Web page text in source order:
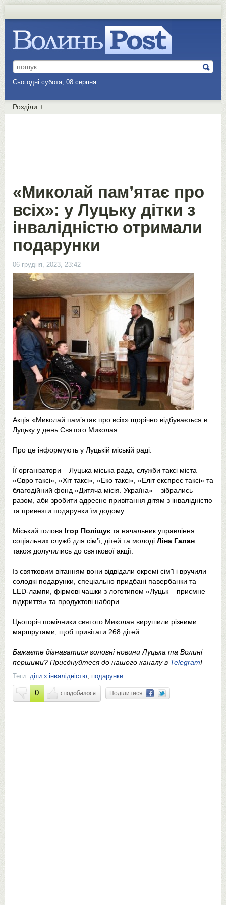
Сьогодні субота, 08 серпня
Розділи +
«Миколай пам’ятає про
всіх»: у Луцьку дітки з
інвалідністю отримали
подарунки
06 грудня, 2023, 23:42
Акція «Миколай пам’ятає про всіх» щорічно відбувається в
Луцьку у день Святого Миколая.
Про це інформують у Луцькій міській раді.
Її організатори – Луцька міська рада, служби таксі міста
«Євро таксі», «Хіт таксі», «Еко таксі», «Еліт експрес таксі» та
благодійний фонд «Дитяча місія. Україна» – зібрались
разом, аби зробити адресне привітання дітям з інвалідністю
та привезти подарунки їм додому.
Міський голова Ігор Поліщук та начальник управління
соціальних служб для сім’ї, дітей та молоді Ліна Галан
також долучились до святкової акції.
Із святковим вітанням вони відвідали окремі сім’ї і вручили
солодкі подарунки, спеціально придбані павербанки та
LED-лампи, фірмові чашки з логотипом «Луцьк – приємне
відкриття» та продуктові набори.
Цьогоріч помічники святого Миколая вирушили різними
маршрутами, щоб привітати 268 дітей.
Бажаєте дізнаватися головні новини Луцька та Волині
першими? Приєднуйтеся до нашого каналу в Telegram!
Теги: діти з інвалідністю, подарунки
0 Поділитися